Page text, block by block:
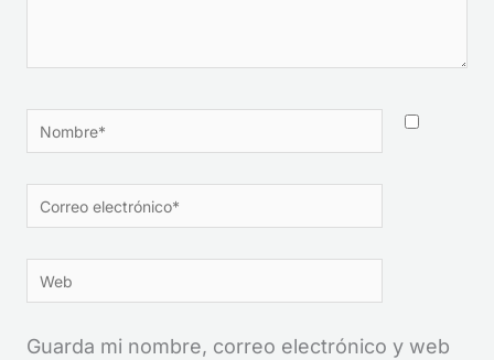
Nombre*
Correo
electrónico*
Guarda mi nombre, correo electrónico y web